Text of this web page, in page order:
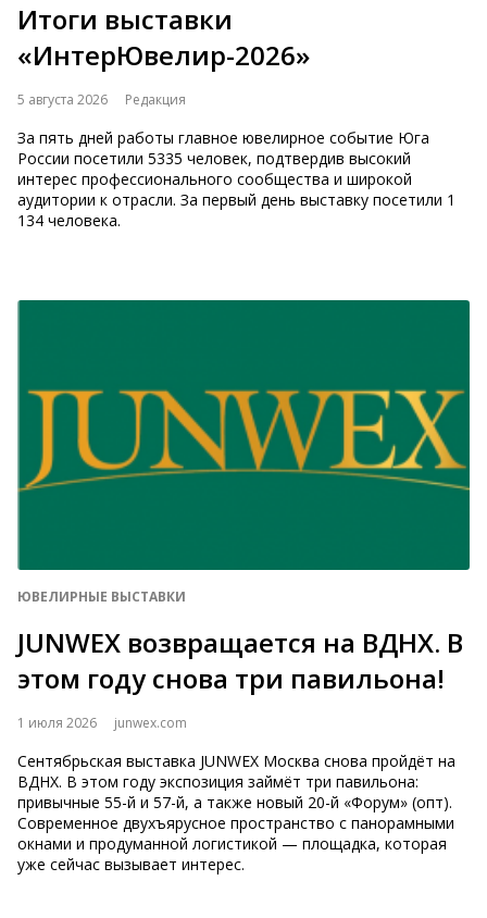
Итоги выставки
«ИнтерЮвелир-2026»
5 августа 2026 Редакция
За пять дней работы главное ювелирное событие Юга
России посетили 5335 человек, подтвердив высокий
интерес профессионального сообщества и широкой
аудитории к отрасли. За первый день выставку посетили 1
134 человека.
ЮВЕЛИРНЫЕ ВЫСТАВКИ
JUNWEX возвращается на ВДНХ. В
этом году снова три павильона!
1 июля 2026 junwex.com
Сентябрьская выставка JUNWEX Москва снова пройдёт на
ВДНХ. В этом году экспозиция займёт три павильона:
привычные 55-й и 57-й, а также новый 20-й «Форум» (опт).
Современное двухъярусное пространство с панорамными
окнами и продуманной логистикой — площадка, которая
уже сейчас вызывает интерес.